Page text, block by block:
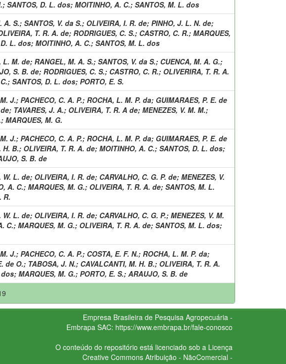
; SANTOS, D. L. dos; MOITINHO, A. C.; SANTOS, M. L. dos
A. S.; SANTOS, V. da S.; OLIVEIRA, I. R. de; PINHO, J. L. N. de;
T. R. A. de; RODRIGUES, C. S.; CASTRO, C. R.; MARQUES,
L. dos; MOITINHO, A. C.; SANTOS, M. L. dos
L. M. de; RANGEL, M. A. S.; SANTOS, V. da S.; CUENCA, M. A. G.;
S. B. de; RODRIGUES, C. S.; CASTRO, C. R.; OLIVERIRA, T. R. A.
; SANTOS, D. L. dos; PORTO, E. S.
J.; PACHECO, C. A. P.; ROCHA, L. M. P. da; GUIMARAES, P. E. de
; TAVARES, J. A.; OLIVEIRA, T. R. A de; MENEZES, V. M. M.;
; MARQUES, M. G.
J.; PACHECO, C. A. P.; ROCHA, L. M. P. da; GUIMARAES, P. E. de
H. B.; OLIVEIRA, T. R. A. de; MOITINHO, A. C.; SANTOS, D. L. dos;
S. B. de
W. L. de; OLIVEIRA, I. R. de; CARVALHO, C. G. P. de; MENEZES, V.
A. C.; MARQUES, M. G.; OLIVEIRA, T. R. A. de; SANTOS, M. L.
R.
W. L. de; OLIVEIRA, I. R. de; CARVALHO, C. G. P.; MENEZES, V. M.
C.; MARQUES, M. G.; OLIVEIRA, T. R. A. de; SANTOS, M. L. dos;
J.; PACHECO, C. A. P.; COSTA, E. F. N.; ROCHA, L. M. P. da;
de O.; TABOSA, J. N.; CAVALCANTI, M. H. B.; OLIVEIRA, T. R. A.
dos; MARQUES, M. G.; PORTO, E. S.; ARAUJO, S. B. de
Empresa Brasileira de Pesquisa Agropecuária -
Embrapa SAC: https://www.embrapa.br/fale-conosco
O conteúdo do repositório está licenciado sob a Licença
Creative CommonsAtribuição - NãoComercial -